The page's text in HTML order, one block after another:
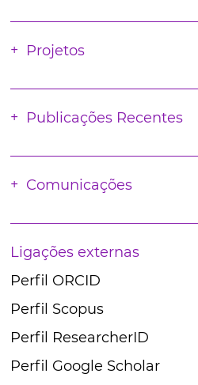
Projetos
Publicações Recentes
Comunicações
Ligações externas
Perfil ORCID
Perfil Scopus
Perfil ResearcherID
Perfil Google Scholar